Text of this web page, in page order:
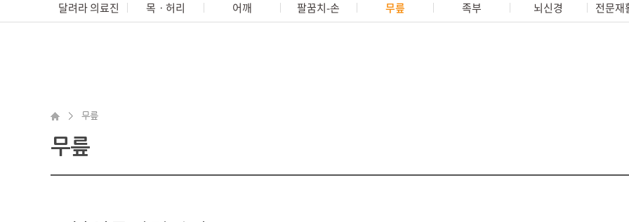
달려라 의료진 목ㆍ허리 어깨 팔꿈치-손 무릎 족부 뇌신경 전문재
> 무릎
무릎